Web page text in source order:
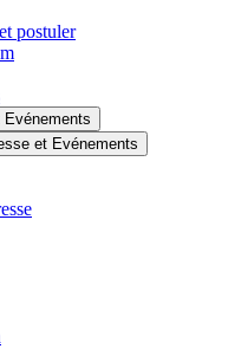
postuler
et Evénements